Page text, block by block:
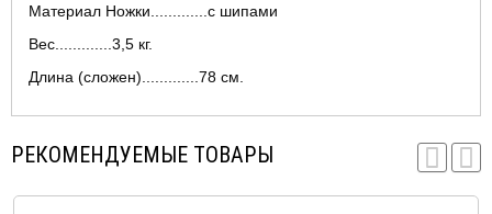
Материал Ножки.............с шипами
Вес.............3,5 кг.
Длина (сложен).............78 см.
РЕКОМЕНДУЕМЫЕ ТОВАРЫ